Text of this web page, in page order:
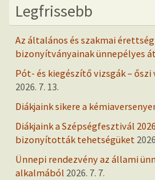
Legfrissebb
Az általános és szakmai
bizonyítványainak ünnepélyes
Pót- és kiegészítő vizsgák – őszi
2026. 7. 13.
Diákjaink sikere a
Diákjaink a Szépségfesztivál
bizonyították tehetségüket
Ünnepi rendezvény az állami
alkalmából 2026. 7. 7.